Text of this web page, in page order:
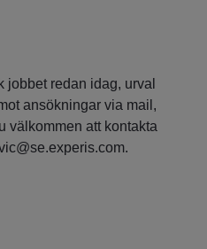
jobbet redan idag, urval
ansökningar via mail,
välkommen att kontakta